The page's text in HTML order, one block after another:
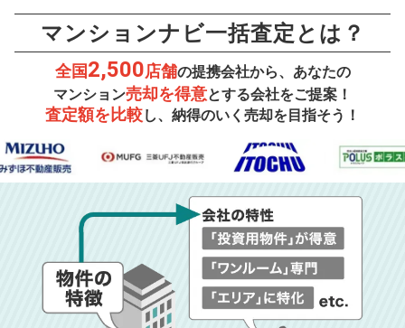
マンションナビ一括査定とは？
全国2,500店舗の提携会社から、あなたの
マンション売却を得意とする会社をご提案！
査定額を比較し、納得のいく売却を目指そう！